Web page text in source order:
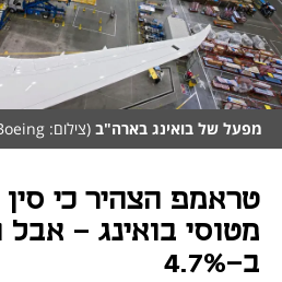
מפעל של בואינג בארה"ב (צילום: Boeing)
מטוסי בואינג -
ב-4.7%